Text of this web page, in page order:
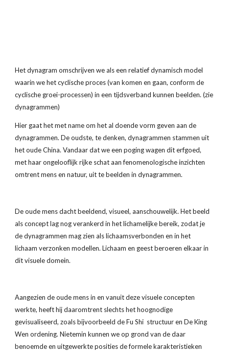
Het dynagram omschrijven we als een relatief dynamisch model
waarin we het cyclische proces (van komen en gaan, conform de
cyclische groei-processen) in een tijdsverband kunnen beelden. (zie
dynagrammen)
Hier gaat het met name om het al doende vorm geven aan de
dynagrammen. De oudste, te denken, dynagrammen stammen uit
het oude China. Vandaar dat we een poging wagen dit erfgoed,
met haar ongelooflijk rijke schat aan fenomenologische inzichten
omtrent mens en natuur, uit te beelden in dynagrammen.
De oude mens dacht beeldend, visueel, aanschouwelijk. Het beeld
als concept lag nog verankerd in het lichamelijke bereik, zodat je
de dynagrammen mag zien als lichaamsverbonden en in het
lichaam verzonken modellen. Lichaam en geest beroeren elkaar in
dit visuele domein.
Aangezien de oude mens in en vanuit deze visuele concepten
werkte, heeft hij daaromtrent slechts het hoognodige
gevisualiseerd, zoals bijvoorbeeld de Fu Shi  structuur en De King
Wen ordening. Nietemin kunnen we op grond van de daar
benoemde en uitgewerkte posities de formele karakteristieken